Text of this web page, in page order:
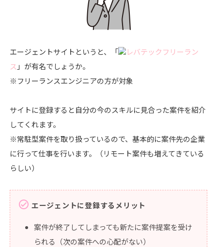
エージェントサイトというと、「
レバテックフリーラン
ス 」が有名でしょうか。
※フリーランスエンジニアの方が対象
サイトに登録すると自分の今のスキルに見合った案件を紹介
してくれます。
※常駐型案件を取り扱っているので、基本的に案件先の企業
に行って仕事を行います。（リモート案件も増えてきている
らしい）
check_circle エージェントに登録するメリット
案件が終了してしまっても新たに案件提案を受け
られる（次の案件への心配がない）